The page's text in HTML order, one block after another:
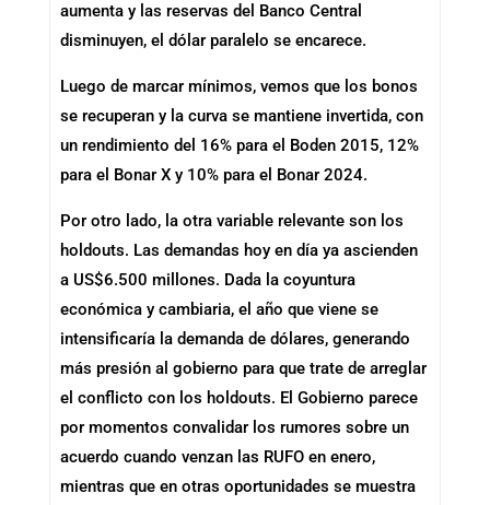
aumenta y las reservas del Banco Central
disminuyen, el dólar paralelo se encarece.
Luego de marcar mínimos, vemos que los bonos
se recuperan y la curva se mantiene invertida, con
un rendimiento del 16% para el Boden 2015, 12%
para el Bonar X y 10% para el Bonar 2024.
Por otro lado, la otra variable relevante son los
holdouts. Las demandas hoy en día ya ascienden
a US$6.500 millones. Dada la coyuntura
económica y cambiaria, el año que viene se
intensificaría la demanda de dólares, generando
más presión al gobierno para que trate de arreglar
el conflicto con los holdouts. El Gobierno parece
por momentos convalidar los rumores sobre un
acuerdo cuando venzan las RUFO en enero,
mientras que en otras oportunidades se muestra